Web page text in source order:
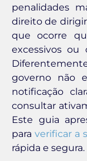
penalidades
direito de
que ocorre
excessivos ou
governo não
notificação
consultar
Este guia
paraverificar a
rápida e segura.